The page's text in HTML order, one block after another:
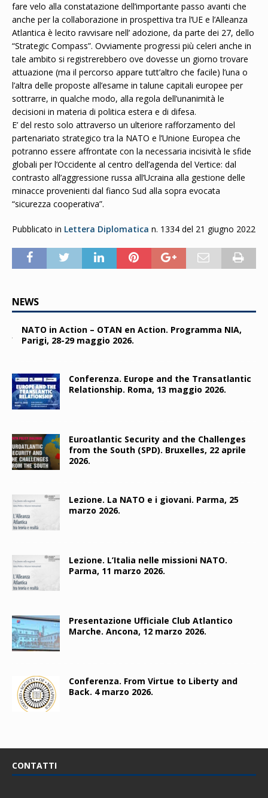
fare velo alla constatazione dell’importante passo avanti che
anche per la collaborazione in prospettiva tra l’UE e l’Alleanza
Atlantica è lecito ravvisare nell’ adozione, da parte dei 27, dello
“Strategic Compass”. Ovviamente progressi più celeri anche in
tale ambito si registrerebbero ove dovesse un giorno trovare
attuazione (ma il percorso appare tutt’altro che facile) l’una o
l’altra delle proposte all’esame in talune capitali europee per
sottrarre, in qualche modo, alla regola dell’unanimità le
decisioni in materia di politica estera e di difesa.
E’ del resto solo attraverso un ulteriore rafforzamento del
partenariato strategico tra la NATO e l’Unione Europea che
potranno essere affrontate con la necessaria incisività le sfide
globali per l’Occidente al centro dell’agenda del Vertice: dal
contrasto all’aggressione russa all’Ucraina alla gestione delle
minacce provenienti dal fianco Sud alla sopra evocata
“sicurezza cooperativa”.
Pubblicato in Lettera Diplomatica n. 1334 del 21 giugno 2022
NEWS
NATO in Action – OTAN en Action. Programma NIA,
Parigi, 28-29 maggio 2026.
Conferenza. Europe and the Transatlantic
Relationship. Roma, 13 maggio 2026.
Euroatlantic Security and the Challenges
from the South (SPD). Bruxelles, 22 aprile
2026.
Lezione. La NATO e i giovani. Parma, 25
marzo 2026.
Lezione. L’Italia nelle missioni NATO.
Parma, 11 marzo 2026.
Presentazione Ufficiale Club Atlantico
Marche. Ancona, 12 marzo 2026.
Conferenza. From Virtue to Liberty and
Back. 4 marzo 2026.
CONTATTI